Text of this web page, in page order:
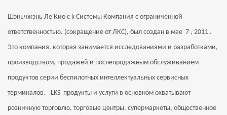
Шэньчжэнь Ле Кио с k Системы Компания с ограниченной
ответственностью. (сокращение от ЛКС), был создан в мае 7 , 2011 .
Это компания, которая занимается исследованиями и разработками,
производством, продажей и послепродажным обслуживанием
продуктов серии беспилотных интеллектуальных сервисных
терминалов.
LKS продукты и услуги в основном охватывают
розничную торговлю, торговые центры, супермаркеты, общественное